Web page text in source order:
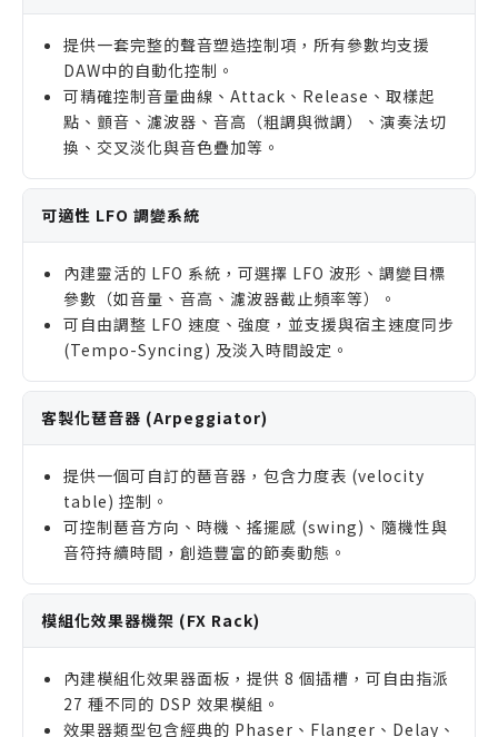
提供一套完整的聲音塑造控制項，所有參數均支援
DAW中的自動化控制。
可精確控制音量曲線、Attack、Release、取樣起
點、顫音、濾波器、音高（粗調與微調）、演奏法切
換、交叉淡化與音色疊加等。
可適性 LFO 調變系統
內建靈活的 LFO 系統，可選擇 LFO 波形、調變目標
參數（如音量、音高、濾波器截止頻率等）。
可自由調整 LFO 速度、強度，並支援與宿主速度同步
(Tempo-Syncing) 及淡入時間設定。
客製化琶音器 (Arpeggiator)
提供一個可自訂的琶音器，包含力度表 (velocity
table) 控制。
可控制琶音方向、時機、搖擺感 (swing)、隨機性與
音符持續時間，創造豐富的節奏動態。
模組化效果器機架 (FX Rack)
內建模組化效果器面板，提供 8 個插槽，可自由指派
27 種不同的 DSP 效果模組。
效果器類型包含經典的 Phaser、Flanger、Delay、